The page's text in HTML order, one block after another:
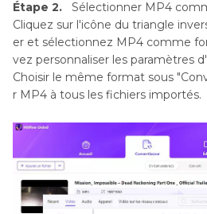
Étape 2.
Sélectionner MP4
Cliquez sur l'icône du triangle
er et sélectionnez MP4 comme
vez personnaliser les paramètres
Choisir le même format sous
r MP4 à tous les fichiers importés.